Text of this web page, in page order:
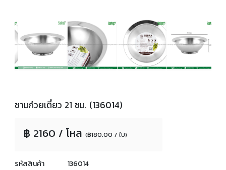
ชามก๋วยเตี๋ยว 21 ซม. (136014)
฿ 2160 / โหล (฿180.00 / ใบ)
รหัสสินค้า 136014